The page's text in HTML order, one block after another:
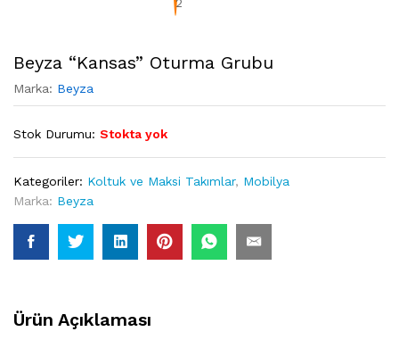
Beyza “Kansas” Oturma Grubu
Marka: Beyza
Stok Durumu: Stokta yok
Kategoriler: Koltuk ve Maksi Takımlar, Mobilya
Marka: Beyza
Ürün Açıklaması